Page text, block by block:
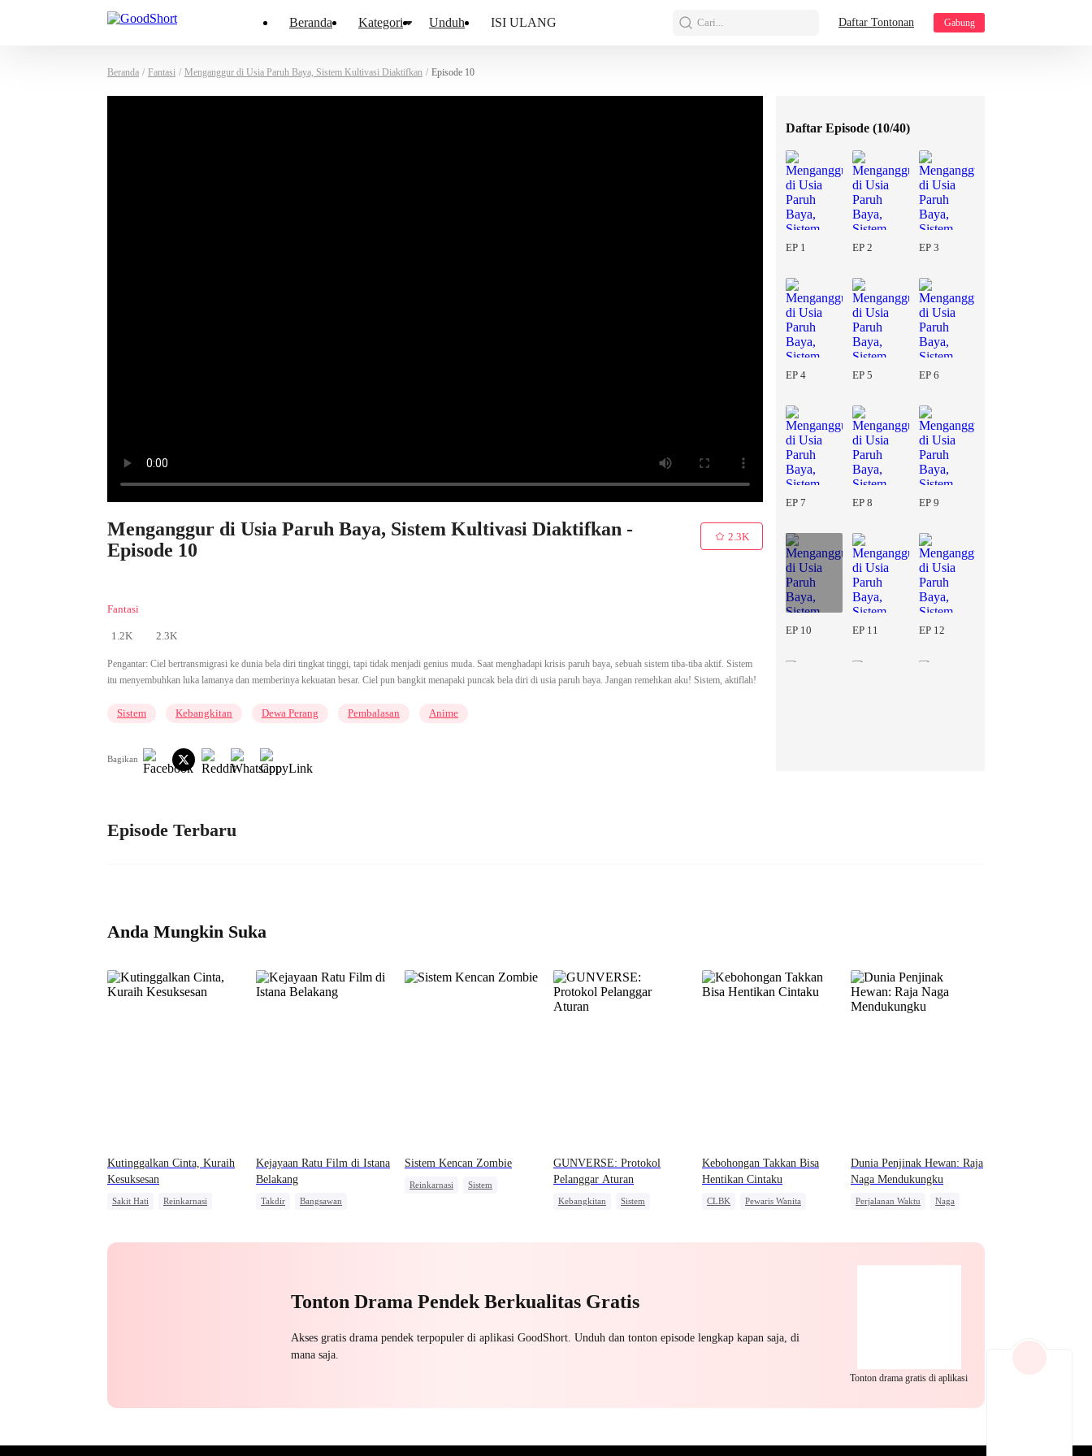
Beranda Kategori Unduh ISI ULANG Cari... Daftar Tontonan Gabung
Beranda / Fantasi / Menganggur di Usia Paruh Baya, Sistem Kultivasi Diaktifkan / Episode 10
Menganggur di Usia Paruh Baya, Sistem Kultivasi Diaktifkan -
Episode 10
Fantasi
1.2K 2.3K
2.3K
Pengantar: Ciel bertransmigrasi ke dunia bela diri tingkat tinggi, tapi tidak menjadi genius muda. Saat menghadapi krisis paruh baya, sebuah sistem tiba-tiba aktif. Sistem
itu menyembuhkan luka lamanya dan memberinya kekuatan besar. Ciel pun bangkit menapaki puncak bela diri di usia paruh baya. Jangan remehkan aku! Sistem, aktiflah!
Sistem Kebangkitan Dewa Perang Pembalasan Anime
Bagikan
Daftar Episode (10/40)
EP 1 EP 2 EP 3
EP 4 EP 5 EP 6
EP 7 EP 8 EP 9
EP 10 EP 11 EP 12
EP 20 EP 21
EP 26 EP 27
Episode Terbaru
Anda Mungkin Suka
Kutinggalkan Cinta, Kuraih
Kesuksesan
Sakit Hati
Reinkarnasi
Kejayaan Ratu Film di Istana
Belakang
Takdir
Bangsawan
Sistem Kencan Zombie
Reinkarnasi
Sistem
GUNVERSE: Protokol
Pelanggar Aturan
Kebangkitan
Sistem
Kebohongan Takkan Bisa
Hentikan Cintaku
CLBK
Pewaris Wanita
Dunia Penjinak Hewan: Raja
Naga Mendukungku
Perjalanan Waktu
Naga
Tonton Drama Pendek Berkualitas Gratis
Akses gratis drama pendek terpopuler di aplikasi GoodShort. Unduh dan tonton episode lengkap kapan saja, di
mana saja.
Tonton drama gratis di aplikasi